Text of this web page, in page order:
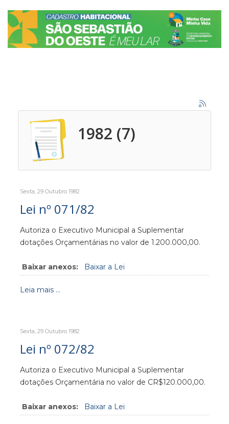
1982 (7)
Sexta, 29 Outubro 1982
Lei nº 071/82
Autoriza o Executivo Municipal a Suplementar
dotações Orçamentárias no valor de 1.200.000,00.
Baixar anexos: Baixar a Lei
Leia mais ...
Sexta, 29 Outubro 1982
Lei nº 072/82
Autoriza o Executivo Municipal a Suplementar
dotações Orçamentária no valor de CR$120.000,00.
Baixar anexos: Baixar a Lei